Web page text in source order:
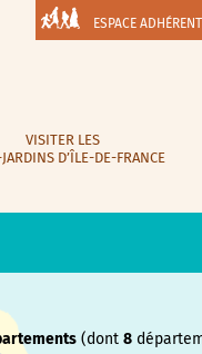
ESPACE ADHÉRENT
VISITER LES
D’ÎLE-DE-FRANCE
(dont8